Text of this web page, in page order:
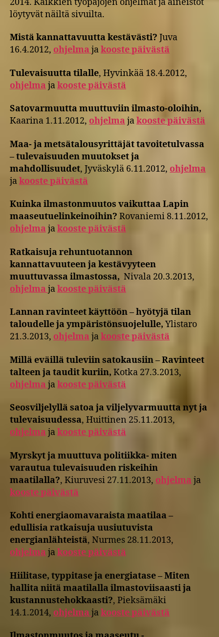
löytyvät näiltä sivuilta.
Mistä kannattavuutta kestävästi? Juva
16.4.2012, ohjelmajakooste päivästä
Tulevaisuutta tilalle, Hyvinkää 18.4.2012,
ohjelma jakooste päivästä
Satovarmuutta muuttuviinilmasto-oloihin,
Kaarina 1.11.2012, ohjelmajakooste päivästä
Maa- ja metsätalousyrittäjät tavoitetulvassa
– tulevaisuuden muutokset ja
mahdollisuudet, Jyväskylä 6.11.2012, ohjelma
jakooste päivästä
Kuinka ilmastonmuutos vaikuttaa Lapin
maaseutuelinkeinoihin? Rovaniemi 8.11.2012,
ohjelma jakooste päivästä
Ratkaisuja rehuntuotannon
kannattavuuteen ja kestävyyteen
muuttuvassa ilmastossa, Nivala 20.3.2013,
ohjelma jakooste päivästä
Lannan ravinteet käyttöön – hyötyjä tilan
taloudelle ja ympäristönsuojelulle, Ylistaro
21.3.2013, ohjelma jakooste päivästä
Millä eväillä tuleviin satokausiin – Ravinteet
talteen ja taudit kuriin, Kotka 27.3.2013,
ohjelma jakooste päivästä
Seosviljelyllä satoa ja viljelyvarmuutta nyt ja
tulevaisuudessa, Huittinen 25.11.2013,
ohjelma jakooste päivästä
Myrskyt ja muuttuva politiikka- miten
varautua tulevaisuuden riskeihin
maatilalla?, Kiuruvesi 27.11.2013, ohjelma ja
kooste päivästä
Kohti energiaomavaraista maatilaa –
edullisia ratkaisuja uusiutuvista
energianlähteistä, Nurmes 28.11.2013,
ohjelma jakooste päivästä
Hiilitase, typpitase ja energiatase – Miten
hallita niitä maatilalla ilmastoviisaasti ja
kustannustehokkaasti?, Pieksämäki
14.1.2014, ohjelma jakooste päivästä